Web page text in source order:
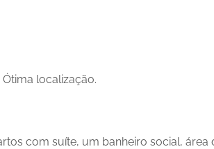
localização.
com suíte, um banheiro social, área